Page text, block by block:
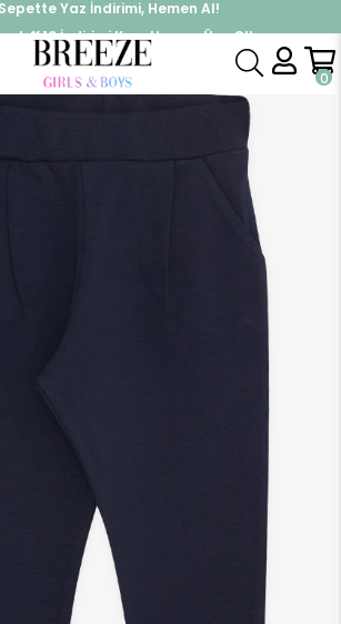
Sepette Yaz İndirimi, Hemen Al!
ek %10 İndirimi Kap, Hemen Üye Ol!
0
Alt Giyim Tayt